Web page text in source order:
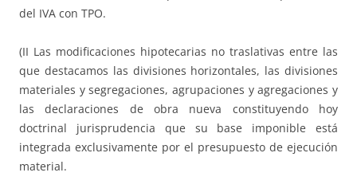
del IVA con TPO.
(II Las modificaciones hipotecarias no traslativas entre las
que destacamos las divisiones horizontales, las divisiones
materiales y segregaciones, agrupaciones y agregaciones y
las declaraciones de obra nueva constituyendo hoy
doctrinal jurisprudencia que su base imponible está
integrada exclusivamente por el presupuesto de ejecución
material.